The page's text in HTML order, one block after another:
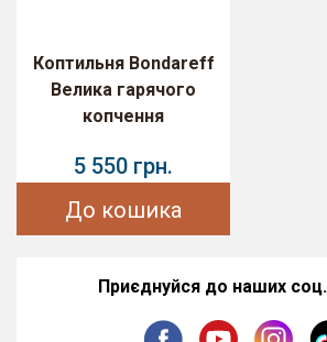
Коптильня Bondareff
Велика гарячого
копчення
5 550 грн.
До кошика
Приєднуйся до наших